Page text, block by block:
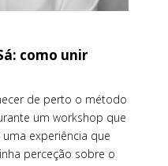
como unir
de perto o método
um workshop que
experiência que
perceção sobre o